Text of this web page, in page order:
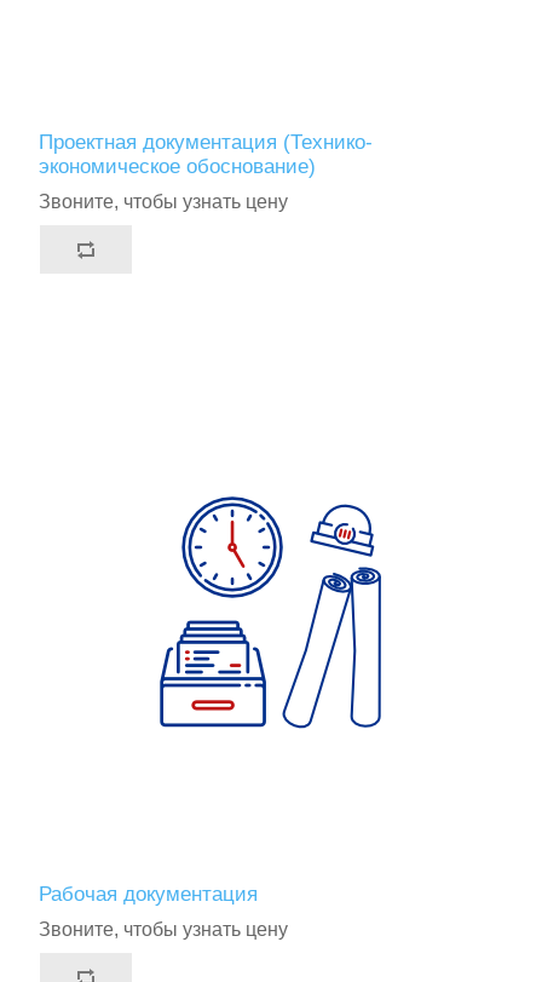
Проектная документация (Технико-
экономическое обоснование)
Звоните, чтобы узнать цену
Рабочая документация
Звоните, чтобы узнать цену